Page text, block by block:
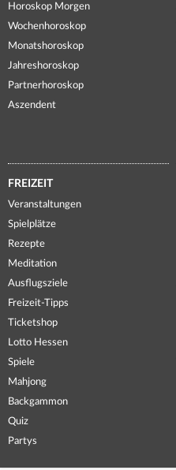
Horoskop Morgen
Wochenhoroskop
Monatshoroskop
Jahreshoroskop
Partnerhoroskop
Aszendent
FREIZEIT
Veranstaltungen
Spielplätze
Rezepte
Meditation
Ausflugsziele
Freizeit-Tipps
Ticketshop
Lotto Hessen
Spiele
Mahjong
Backgammon
Quiz
Partys